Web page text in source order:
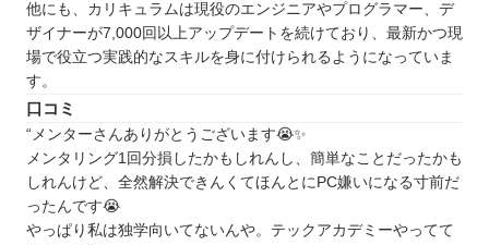
他にも、カリキュラムは現役のエンジニアやプログラマー、デ
ザイナーが7,000回以上アップデートを続けており、最新かつ現
場で役立つ実践的なスキルを身に付けられるようになっていま
す。
口コミ
“メンターさんありがとうございます😭✨
メンタリング1回分損したかもしれんし、簡単なことだったかも
しれんけど、全然解決できんくてほんとにPC嫌いになる寸前だ
ったんです😭
やっぱり私は独学向いてないんや。テックアカデミーやってて